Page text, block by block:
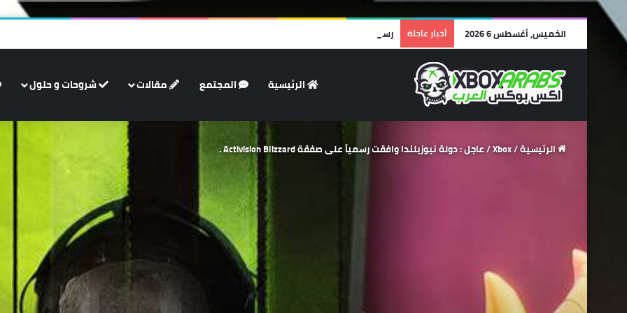
الخميس, أغسطس 6 2026 أخبار عاجلة رسمياً: Resonance قادمة للقيم باس داي ون! عودة عالم A Plague Tale في 2026!
الرئيسية المجتمع مقالات شروحات و حلول
الرئيسية/
Xbox
/عاجل : دولة نيوزيلندا وافقت رسمياً على صفقة Activision Blizzard .